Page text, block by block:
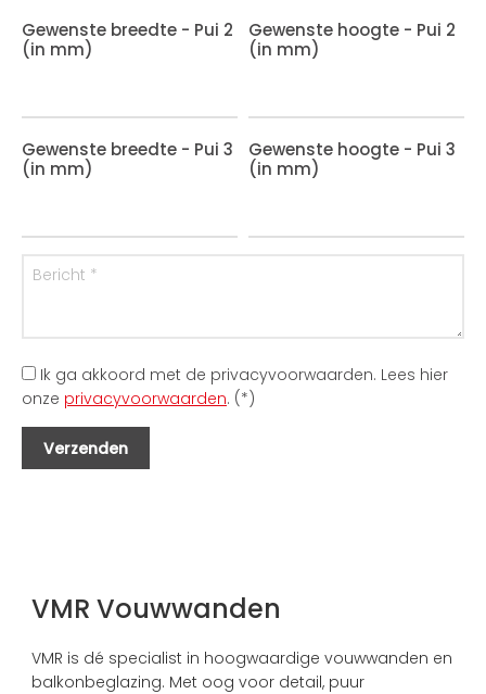
Gewenste breedte - Pui 2
(in mm)
Gewenste hoogte - Pui 2
(in mm)
Gewenste breedte - Pui 3
(in mm)
Gewenste hoogte - Pui 3
(in mm)
Ik ga akkoord met de privacyvoorwaarden. Lees hier
onze privacyvoorwaarden. (*)
VMR Vouwwanden
VMR is dé specialist in hoogwaardige vouwwanden en
balkonbeglazing. Met oog voor detail, puur